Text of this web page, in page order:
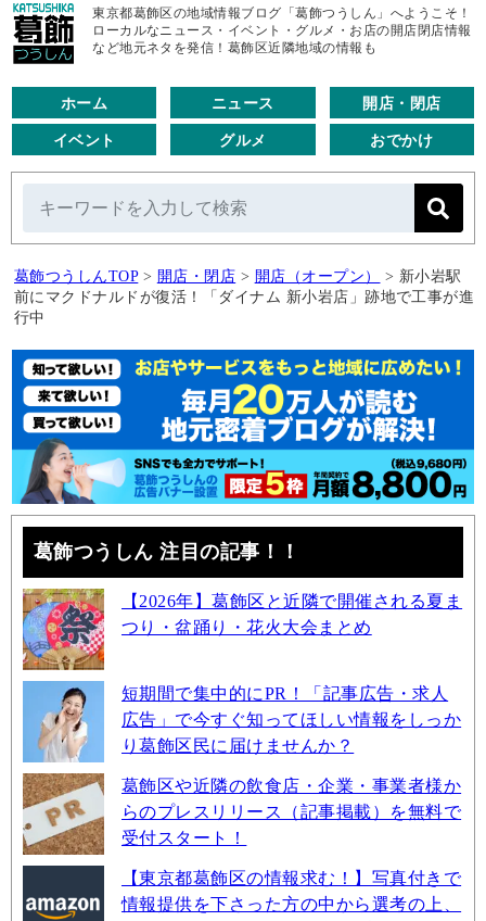
東京都葛飾区の地域情報ブログ「葛飾つうしん」へようこそ！
ローカルなニュース・イベント・グルメ・お店の開店閉店情報
など地元ネタを発信！葛飾区近隣地域の情報も
ホーム ニュース 開店・閉店
イベント グルメ おでかけ
葛飾つうしんTOP > 開店・閉店 > 開店（オープン） > 新小岩駅
前にマクドナルドが復活！「ダイナム 新小岩店」跡地で工事が進
行中
葛飾つうしん 注目の記事！！
【2026年】葛飾区と近隣で開催される夏ま
つり・盆踊り・花火大会まとめ
短期間で集中的にPR！「記事広告・求人
広告」で今すぐ知ってほしい情報をしっか
り葛飾区民に届けませんか？
葛飾区や近隣の飲食店・企業・事業者様か
らのプレスリリース（記事掲載）を無料で
受付スタート！
【東京都葛飾区の情報求む！】写真付きで
情報提供を下さった方の中から選考の上、